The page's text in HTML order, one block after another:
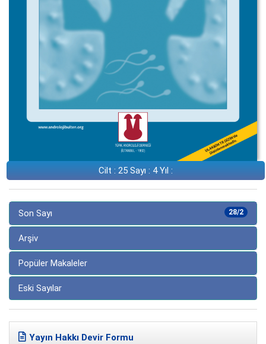
Cilt : 25 Sayı : 4 Yıl :
28/2
Son Sayı
Arşiv
Popüler Makaleler
Eski Sayılar
Yayın Hakkı Devir Formu